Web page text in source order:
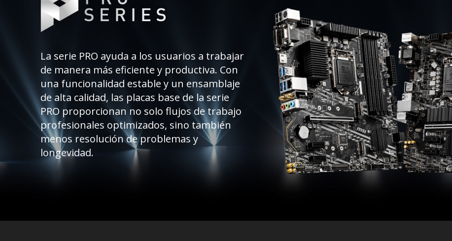
La serie PRO ayuda a los usuarios a trabajar
de manera más eficiente y productiva. Con
una funcionalidad estable y un ensamblaje
de alta calidad, las placas base de la serie
PRO proporcionan no solo flujos de trabajo
profesionales optimizados, sino también
menos resolución de problemas y
longevidad.